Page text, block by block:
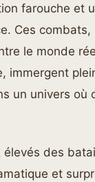
farouche et
Ces combats,
le monde
immergent
un univers où
élevés des
et